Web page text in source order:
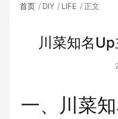
首页 DIY LIFE 正文
川菜知名
一、川菜